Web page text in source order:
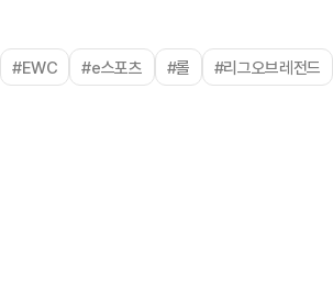
#EWC #e스포츠 #롤 #리그오브레전드